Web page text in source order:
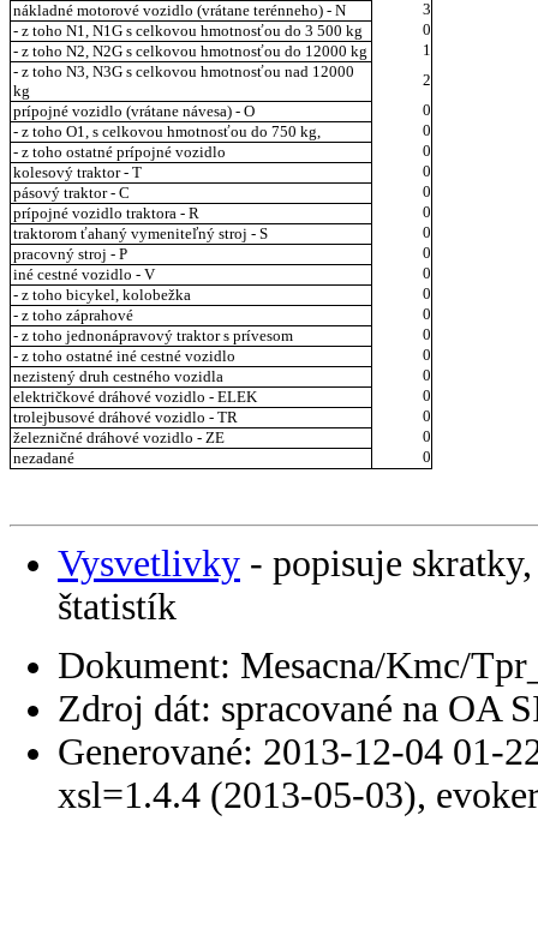
nákladné motorové vozidlo (vrátane terénneho) - N
3
- z toho N1, N1G s celkovou hmotnosťou do 3 500 kg
0
- z toho N2, N2G s celkovou hmotnosťou do 12000 kg
1
- z toho N3, N3G s celkovou hmotnosťou nad 12000
kg
2
prípojné vozidlo (vrátane návesa) - O
0
- z toho O1, s celkovou hmotnosťou do 750 kg,
0
- z toho ostatné prípojné vozidlo
0
kolesový traktor - T
0
pásový traktor - C
0
prípojné vozidlo traktora - R
0
traktorom ťahaný vymeniteľný stroj - S
0
pracovný stroj - P
0
iné cestné vozidlo - V
0
- z toho bicykel, kolobežka
0
- z toho záprahové
0
- z toho jednonápravový traktor s prívesom
0
- z toho ostatné iné cestné vozidlo
0
nezistený druh cestného vozidla
0
električkové dráhové vozidlo - ELEK
0
trolejbusové dráhové vozidlo - TR
0
železničné dráhové vozidlo - ZE
0
nezadané
0
Vysvetlivky - popisuje
štatistík
Dokument: Mesacna/Kmc/
Zdroj dát: spracované na OA
Generované: 2013-12-04 01-
xsl=1.4.4 (2013-05-03),